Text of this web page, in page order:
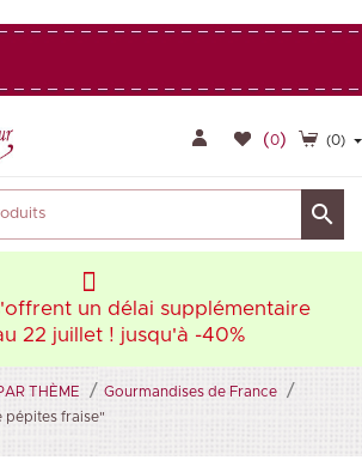
(0)
(0)

un délai supplémentaire
22 juillet ! jusqu'à -40%
THÈME
Gourmandises de France
pépites fraise"